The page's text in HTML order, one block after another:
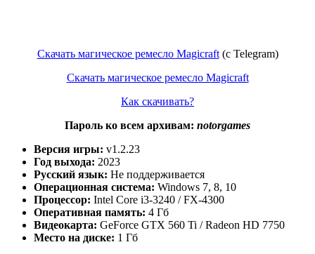
Скачать магическое ремесло Magicraft(с Telegram)
Скачать магическое ремесло Magicraft
Как скачивать?
Пароль ко всем архивам: notorgames
Версия игры: v1.2.23
Год выхода: 2023
Русский язык: Не поддерживается
Операционная система: Windows 7, 8, 10
Процессор: Intel Core i3-3240 / FX-4300
Оперативная память: 4 Гб
Видеокарта: GeForce GTX 560 Ti / Radeon HD 7750
Место на диске: 1 Гб